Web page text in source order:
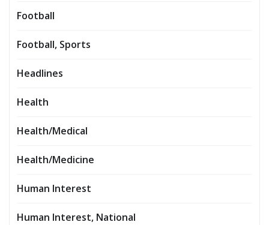
Football
Football, Sports
Headlines
Health
Health/Medical
Health/Medicine
Human Interest
Human Interest, National